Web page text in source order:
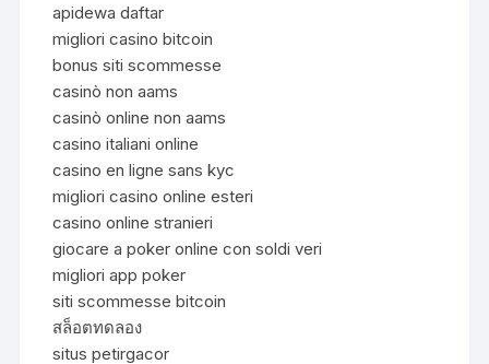
apidewa daftar
migliori casino bitcoin
bonus siti scommesse
casinò non aams
casinò online non aams
casino italiani online
casino en ligne sans kyc
migliori casino online esteri
casino online stranieri
giocare a poker online con soldi veri
migliori app poker
siti scommesse bitcoin
สล็อตทดลอง
situs petirgacor